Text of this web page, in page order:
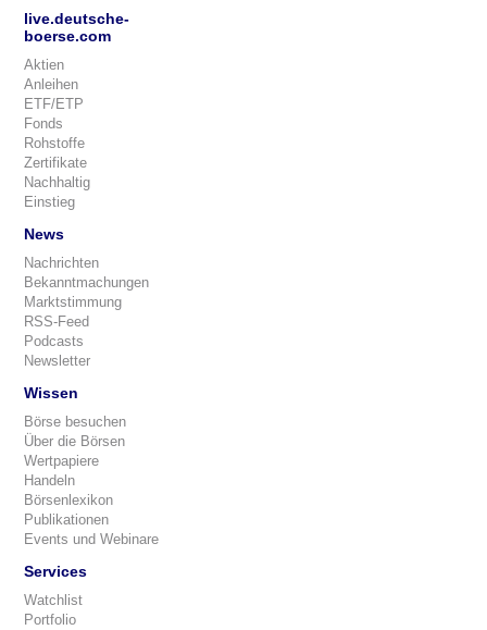
live.deutsche-
boerse.com
Aktien
Anleihen
ETF/ETP
Fonds
Rohstoffe
Zertifikate
Nachhaltig
Einstieg
News
Nachrichten
Bekanntmachungen
Marktstimmung
RSS-Feed
Podcasts
Newsletter
Wissen
Börse besuchen
Über die Börsen
Wertpapiere
Handeln
Börsenlexikon
Publikationen
Events und Webinare
Services
Watchlist
Portfolio